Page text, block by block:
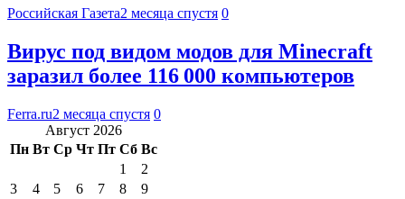
Российская Газета2 месяца спустя 0
Вирус под видом модов для Minecraft
заразил более 116 000 компьютеров
Ferra.ru2 месяца спустя 0
Август 2026
Пн Вт Ср Чт Пт Сб Вс
1
2
3
4 5 6 7 8
9